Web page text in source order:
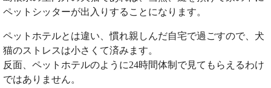
ペットシッターが出入りすることになります。
ペットホテルとは違い、慣れ親しんだ自宅で過ごすので、犬
猫のストレスは小さくて済みます。
反面、ペットホテルのように24時間体制で見てもらえるわけ
ではありません。